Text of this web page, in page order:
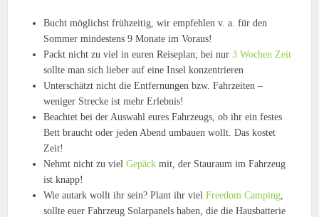
Bucht möglichst frühzeitig, wir empfehlen v. a. für den
Sommer mindestens 9 Monate im Voraus!
Packt nicht zu viel in euren Reiseplan; bei nur3 Wochen Zeit
sollte man sich lieber auf eine Insel konzentrieren
Unterschätzt nicht die Entfernungen bzw. Fahrzeiten –
weniger Strecke ist mehr Erlebnis!
Beachtet bei der Auswahl eures Fahrzeugs, ob ihr ein festes
Bett braucht oder jeden Abend umbauen wollt. Das kostet
Zeit!
Nehmt nicht zu vielGepäck mit, der Stauraum im Fahrzeug
ist knapp!
Wie autark wollt ihr sein? Plant ihr vielFreedom Camping,
sollte euer Fahrzeug Solarpanels haben, die die Hausbatterie